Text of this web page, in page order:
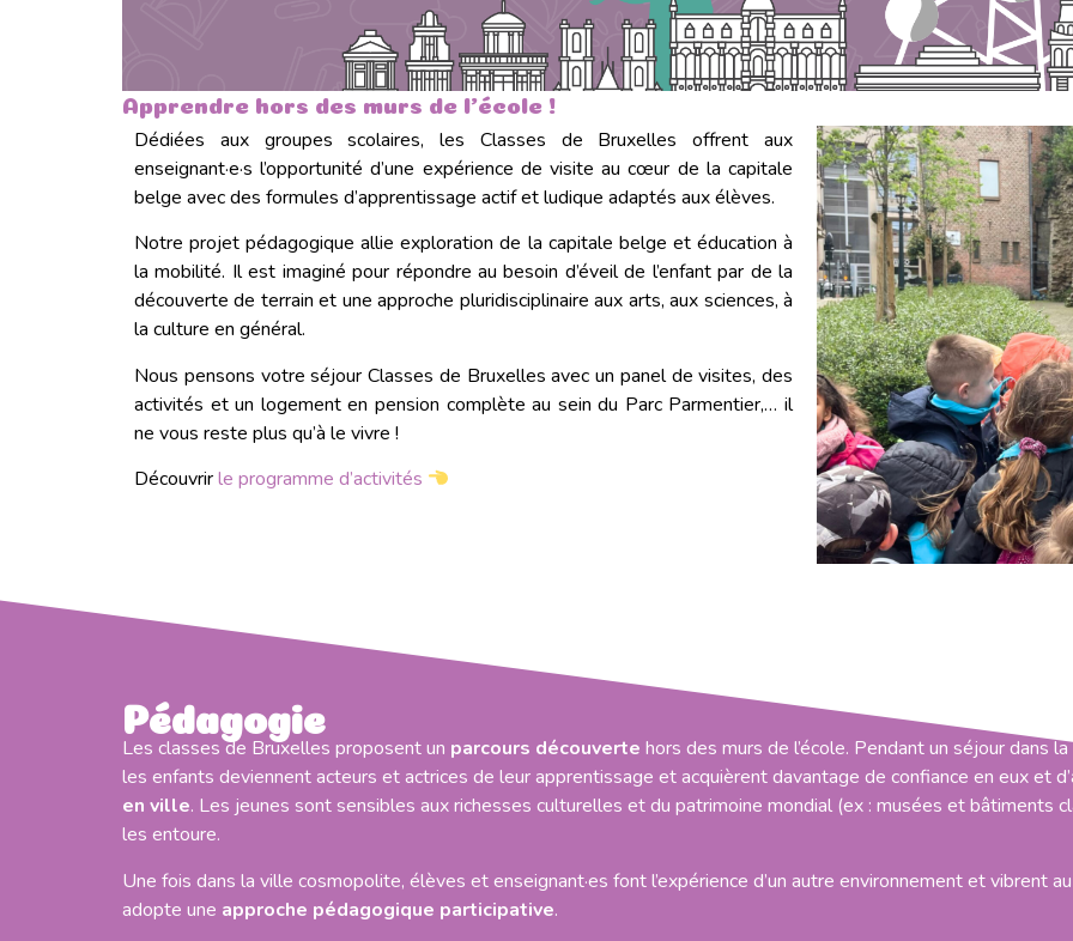
Apprendre hors des murs de l'école !
Dédiées aux groupes scolaires, les Classes de Bruxelles offrent aux
enseignant·e·s l’opportunité d’une expérience de visite au cœur de la capitale
belge avec des formules d’apprentissage actif et ludique adaptés aux élèves.
Notre projet pédagogique allie exploration de la capitale belge et éducation à
la mobilité. Il est imaginé pour répondre au besoin d’éveil de l’enfant par de la
découverte de terrain et une approche pluridisciplinaire aux arts, aux sciences, à
la culture en général.
Nous pensons votre séjour Classes de Bruxelles avec un panel de visites, des
activités et un logement en pension complète au sein du Parc Parmentier,… il
ne vous reste plus qu’à le vivre !
Découvrirle programme d’activités
Pédagogie
Les classes de Bruxelles proposent un parcours découverte hors des murs de l’école. Pendant un séjour dans
les enfants deviennent acteurs et actrices de leur apprentissage et acquièrent davantage de confiance en eux et
en ville. Les jeunes sont sensibles aux richesses culturelles et du patrimoine mondial (ex : musées et bâtiments
les entoure.
Une fois dans la ville cosmopolite, élèves et enseignant·es font l’expérience d’un autre environnement et vibrent
adopte une approche pédagogique participative.